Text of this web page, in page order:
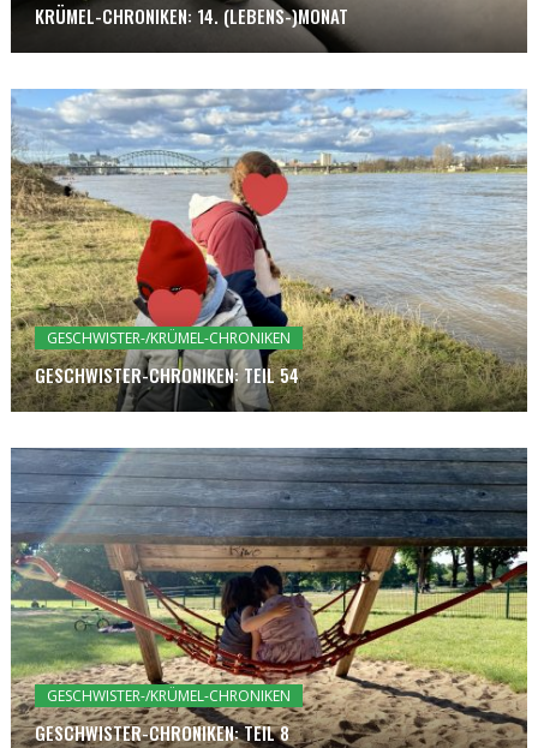
KRÜMEL-CHRONIKEN: 14. (LEBENS-)MONAT
GESCHWISTER-/KRÜMEL-CHRONIKEN
GESCHWISTER-CHRONIKEN: TEIL 54
GESCHWISTER-/KRÜMEL-CHRONIKEN
GESCHWISTER-CHRONIKEN: TEIL 8